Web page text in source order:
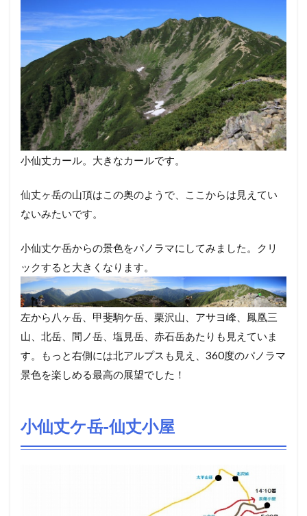
小仙丈カール。大きなカールです。
仙丈ヶ岳の山頂はこの奥のようで、ここからは見えてい
ないみたいです。
小仙丈ケ岳からの景色をパノラマにしてみました。クリ
ックすると大きくなります。
左から八ヶ岳、甲斐駒ケ岳、栗沢山、アサヨ峰、鳳凰三
山、北岳、間ノ岳、塩見岳、赤石岳あたりも見えていま
す。もっと右側には北アルプスも見え、360度のパノラマ
景色を楽しめる最高の展望でした！
小仙丈ケ岳‐仙丈小屋